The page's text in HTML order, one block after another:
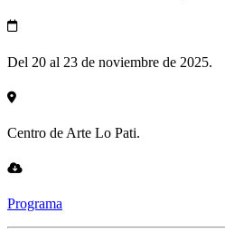
Del 20 al 23 de noviembre de 2025.
Centro de Arte Lo Pati.
Programa